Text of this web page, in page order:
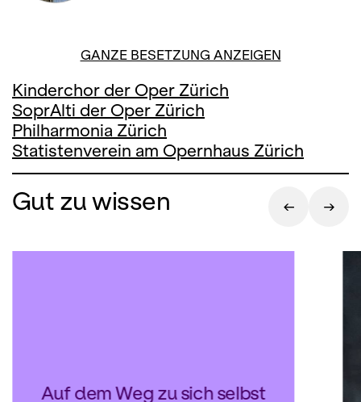
GANZE BESETZUNG ANZEIGEN
Kinderchor der Oper Zürich
SoprAlti der Oper Zürich
Philharmonia Zürich
Statistenverein am Opernhaus Zürich
Gut zu wissen
Auf dem Weg zu sich selbst